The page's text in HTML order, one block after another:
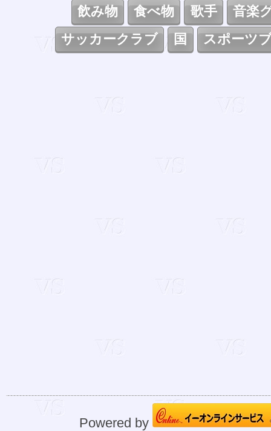
飲み物
食べ物 歌手
音楽
サッカークラブ
国 スポーツ
Powered by